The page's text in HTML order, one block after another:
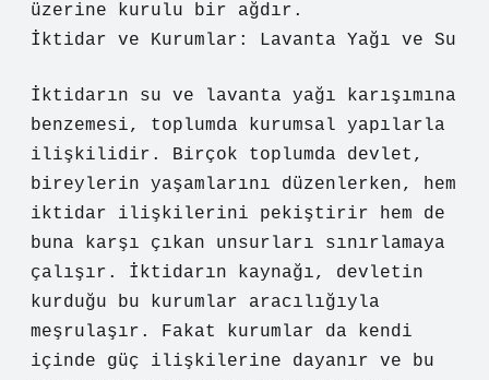
üzerine kurulu bir ağdır.
İktidar ve Kurumlar: Lavanta Yağı ve Su
İktidarın su ve lavanta yağı karışımına
benzemesi, toplumda kurumsal yapılarla
ilişkilidir. Birçok toplumda devlet,
bireylerin yaşamlarını düzenlerken, hem
iktidar ilişkilerini pekiştirir hem de
buna karşı çıkan unsurları sınırlamaya
çalışır. İktidarın kaynağı, devletin
kurduğu bu kurumlar aracılığıyla
meşrulaşır. Fakat kurumlar da kendi
içinde güç ilişkilerine dayanır ve bu